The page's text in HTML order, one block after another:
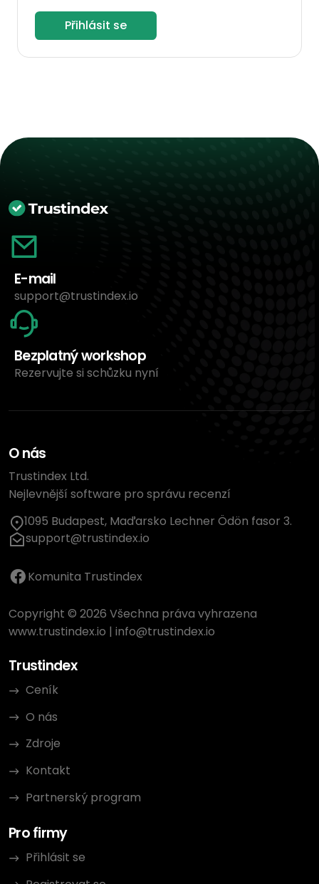
Přihlásit se
E-mail
support@trustindex.io
Bezplatný workshop
Rezervujte si schůzku nyní
O nás
Trustindex Ltd.
Nejlevnější software pro správu recenzí
1095 Budapest, Maďarsko Lechner Ödön fasor 3.
support@trustindex.io
Komunita Trustindex
Copyright © 2026 Všechna práva vyhrazena
www.trustindex.io | info@trustindex.io
Trustindex
Ceník
O nás
Zdroje
Kontakt
Partnerský program
Pro firmy
Přihlásit se